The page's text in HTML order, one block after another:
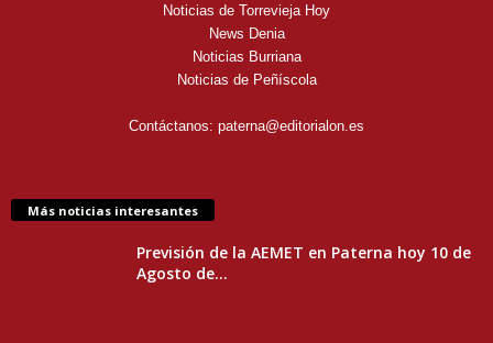
Noticias de Torrevieja Hoy
News Denia
Noticias Burriana
Noticias de Peñíscola
Contáctanos: paterna@editorialon.es
Más noticias interesantes
Previsión de la AEMET en Paterna hoy 10 de
Agosto de...